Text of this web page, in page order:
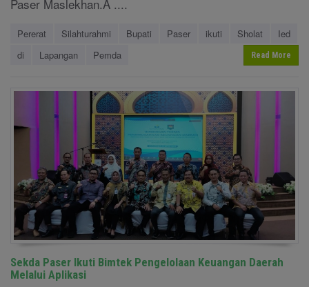
Paser Maslekhan.A ....
Pererat Silahturahmi Bupati Paser ikuti Sholat
Ied
di
Lapangan Pemda Read More
Sekda Paser Ikuti Bimtek Pengelolaan Keuangan Daerah
Melalui Aplikasi